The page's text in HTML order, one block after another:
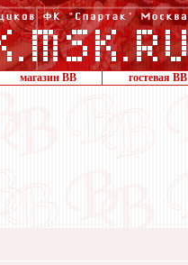
магазин ВВ гостевая ВВ